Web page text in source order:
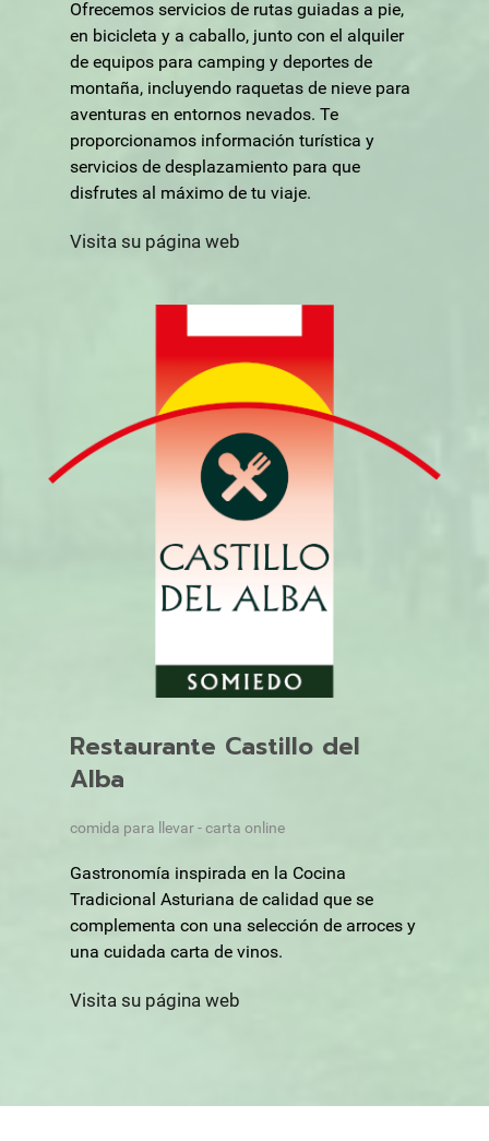
Ofrecemos servicios de rutas guiadas a pie,
en bicicleta y a caballo, junto con el alquiler
de equipos para camping y deportes de
montaña, incluyendo raquetas de nieve para
aventuras en entornos nevados. Te
proporcionamos información turística y
servicios de desplazamiento para que
disfrutes al máximo de tu viaje.
Visita su página web
Restaurante Castillo del
Alba
comida para llevar - carta online
Gastronomía inspirada en la Cocina
Tradicional Asturiana de calidad que se
complementa con una selección de arroces y
una cuidada carta de vinos.
Visita su página web